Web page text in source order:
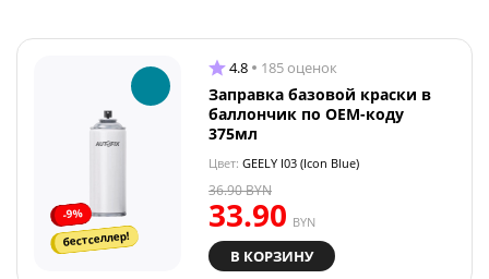
-9%
бестселлер!
4.8 185 оценок
Заправка базовой краски в
баллончик по OEM-коду
375мл
Цвет: GEELY I03 (Icon Blue)
33.90 BYN
36.90BYN
В КОРЗИНУ